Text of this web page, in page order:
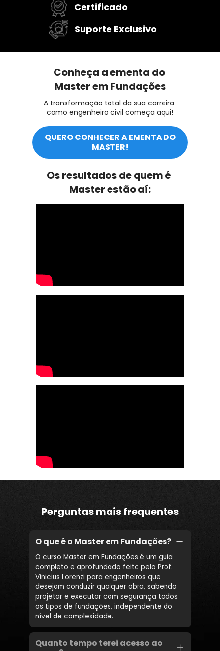
Certificado
Suporte Exclusivo
Conheça a ementa do
Master em Fundações
A transformação total da sua carreira
como engenheiro civil começa aqui!
QUERO CONHECER A EMENTA DO
MASTER!
Os resultados de quem é
Master estão aí:
Perguntas mais frequentes
O que é o Master em Fundações?
O curso Master em Fundações é um guia
completo e aprofundado feito pelo Prof.
Vinicius Lorenzi para engenheiros que
desejam conduzir qualquer obra, sabendo
projetar e executar com segurança todos
os tipos de fundações, independente do
nível de complexidade.
Quanto tempo terei acesso ao